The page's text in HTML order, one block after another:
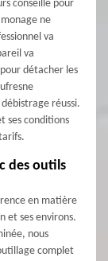
conseillé pour
ne
va
va
détacher les
réussi.
ses conditions
des outils
en matière
et ses environs.
nous
complet